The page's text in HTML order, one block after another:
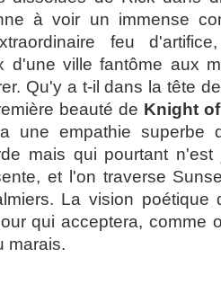
à voir un immense
feu
d'une ville fantôme aux
Qu'y a t-il dans la tête
beauté de Knight
une empathie superbe
mais qui pourtant n'est
et l'on traverse
La vision poétique
qui acceptera, comme
marais.